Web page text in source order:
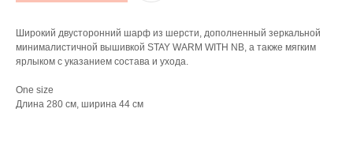
Широкий двусторонний шарф из шерсти, дополненный зеркальной
минималистичной вышивкой STAY WARM WITH NB, а также мягким
ярлыком с указанием состава и ухода.
One size
Длина 280 см, ширина 44 см